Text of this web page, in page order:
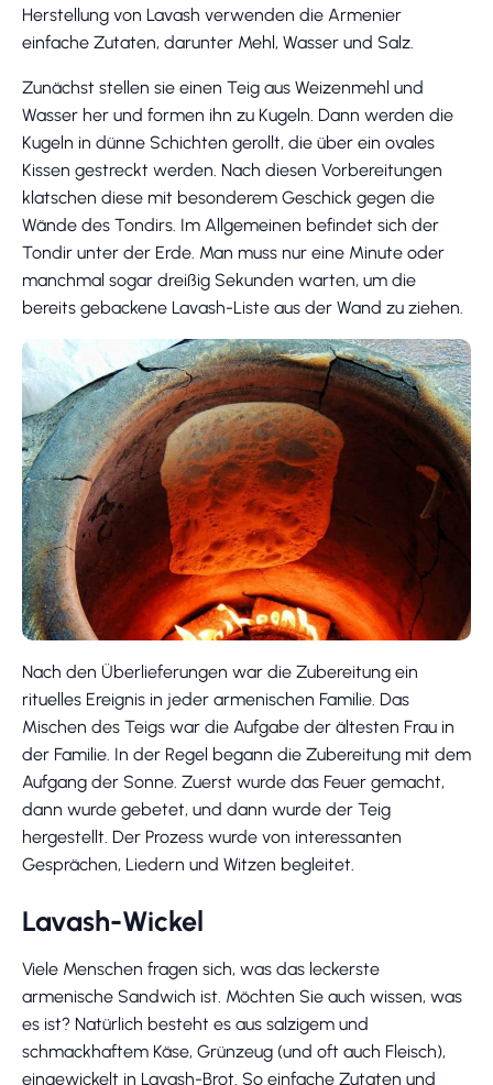
Herstellung von Lavash verwenden die Armenier
einfache Zutaten, darunter Mehl, Wasser und Salz.
Zunächst stellen sie einen Teig aus Weizenmehl und
Wasser her und formen ihn zu Kugeln. Dann werden die
Kugeln in dünne Schichten gerollt, die über ein ovales
Kissen gestreckt werden. Nach diesen Vorbereitungen
klatschen diese mit besonderem Geschick gegen die
Wände des Tondirs. Im Allgemeinen befindet sich der
Tondir unter der Erde. Man muss nur eine Minute oder
manchmal sogar dreißig Sekunden warten, um die
bereits gebackene Lavash-Liste aus der Wand zu ziehen.
Nach den Überlieferungen war die Zubereitung ein
rituelles Ereignis in jeder armenischen Familie. Das
Mischen des Teigs war die Aufgabe der ältesten Frau in
der Familie. In der Regel begann die Zubereitung mit dem
Aufgang der Sonne. Zuerst wurde das Feuer gemacht,
dann wurde gebetet, und dann wurde der Teig
hergestellt. Der Prozess wurde von interessanten
Gesprächen, Liedern und Witzen begleitet.
Lavash-Wickel
Viele Menschen fragen sich, was das leckerste
armenische Sandwich ist. Möchten Sie auch wissen, was
es ist? Natürlich besteht es aus salzigem und
schmackhaftem Käse, Grünzeug (und oft auch Fleisch),
eingewickelt in Lavash-Brot. So einfache Zutaten und